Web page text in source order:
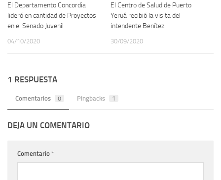
El Departamento Concordia
lideró en cantidad de Proyectos
en el Senado Juvenil
04/10/2020
El Centro de Salud de Puerto
Yeruá recibió la visita del
intendente Benítez
30/09/2020
1 RESPUESTA
Comentarios 0 Pingbacks 1
DEJA UN COMENTARIO
Comentario *